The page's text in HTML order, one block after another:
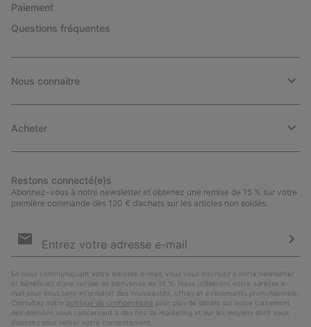
Paiement
Questions fréquentes
Nous connaitre
Acheter
Restons connecté(e)s
Abonnez-vous à notre newsletter et obtenez une remise de 15 % sur votre
première commande dès 120 € d’achats sur les articles non soldés.
par
En nous communiquant votre adresse e-mail, vous vous inscrivez à notre newsletter
et bénéficiez d’une remise de bienvenue de 15 %. Nous utiliserons votre adresse e-
mail pour vous tenir informé(e) des nouveautés, offres et événements promotionnels.
Consultez notre politique de confidentialité pour plus de détails sur notre traitement
des données vous concernant à des fins de marketing et sur les moyens dont vous
disposez pour retirer votre consentement.